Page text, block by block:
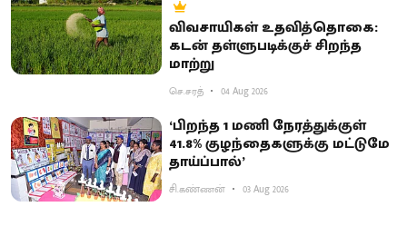
விவசாயிகள் உதவித்தொகை:
கடன் தள்ளுபடிக்குச் சிறந்த
மாற்று
செ.சரத் 04 Aug 2026
‘பிறந்த 1 மணி நேரத்துக்குள்
41.8% குழந்தைகளுக்கு மட்டுமே
தாய்ப்பால்’
சி.கண்ணன் 03 Aug 2026